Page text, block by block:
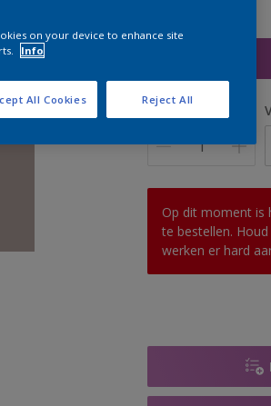
Grootte
Aantal
Op dit moment is
te bestellen.
werken er hard
on your device to enhance site
Info
Reject All
All Cookies